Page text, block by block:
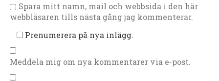
Spara mitt namn, mail och webbsida i den här
webbläsaren tills nästa gång jag kommenterar.
Prenumerera på nya inlägg.
Meddela mig om nya kommentarer via e-post.